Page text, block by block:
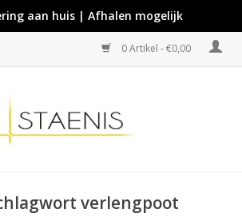
aan huis | Afhalen mogelijk
0 Artikel - €0,00
verlengpoot